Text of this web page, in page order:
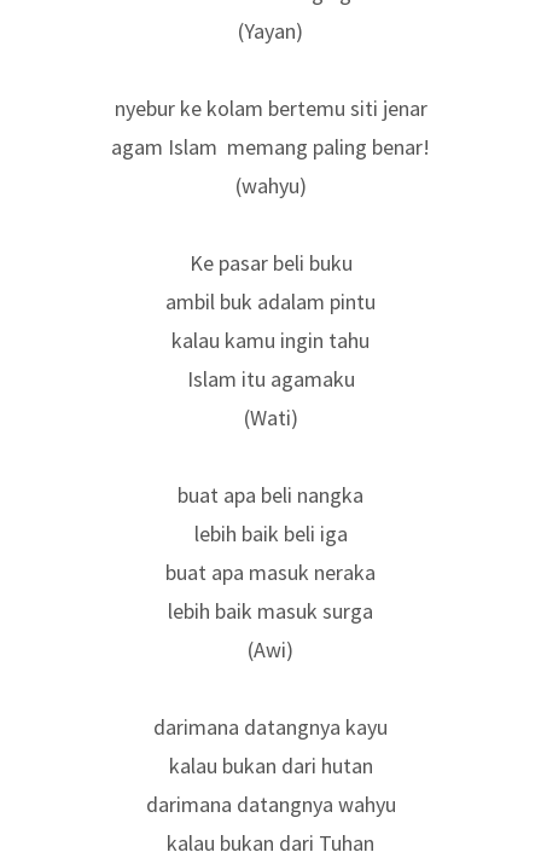
(Yayan)
nyebur ke kolam bertemu siti jenar
agam Islam memang paling benar!
(wahyu)
Ke pasar beli buku
ambil buk adalam pintu
kalau kamu ingin tahu
Islam itu agamaku
(Wati)
buat apa beli nangka
lebih baik beli iga
buat apa masuk neraka
lebih baik masuk surga
(Awi)
darimana datangnya kayu
kalau bukan dari hutan
darimana datangnya wahyu
kalau bukan dari Tuhan